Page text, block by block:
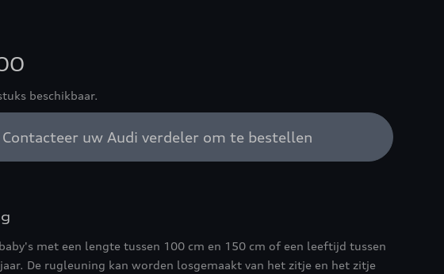
beschikbaar.
Contacteer uw Audi verdeler om te bestellen
met een lengte tussen 100 cm en 150 cm of een leeftijd tussen
De rugleuning kan worden losgemaakt van het zitje en het zitje